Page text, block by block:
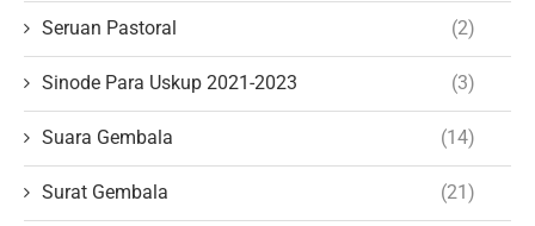
Seruan Pastoral (2)
Sinode Para Uskup 2021-2023 (3)
Suara Gembala (14)
Surat Gembala (21)